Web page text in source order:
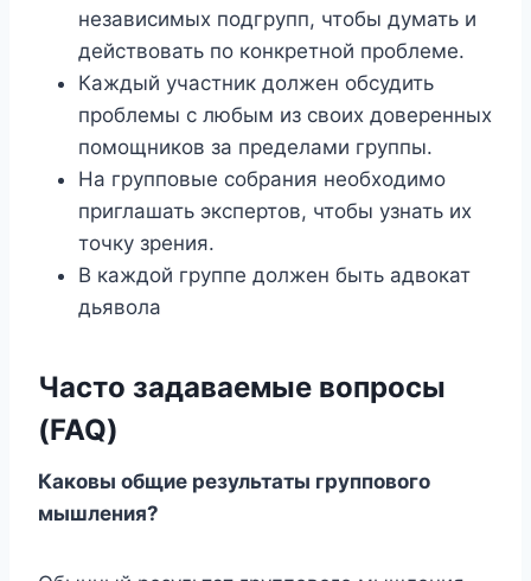
независимых подгрупп, чтобы думать и
действовать по конкретной проблеме.
Каждый участник должен обсудить
проблемы с любым из своих доверенных
помощников за пределами группы.
На групповые собрания необходимо
приглашать экспертов, чтобы узнать их
точку зрения.
В каждой группе должен быть адвокат
дьявола
Часто задаваемые вопросы
(FAQ)
Каковы общие результаты группового
мышления?